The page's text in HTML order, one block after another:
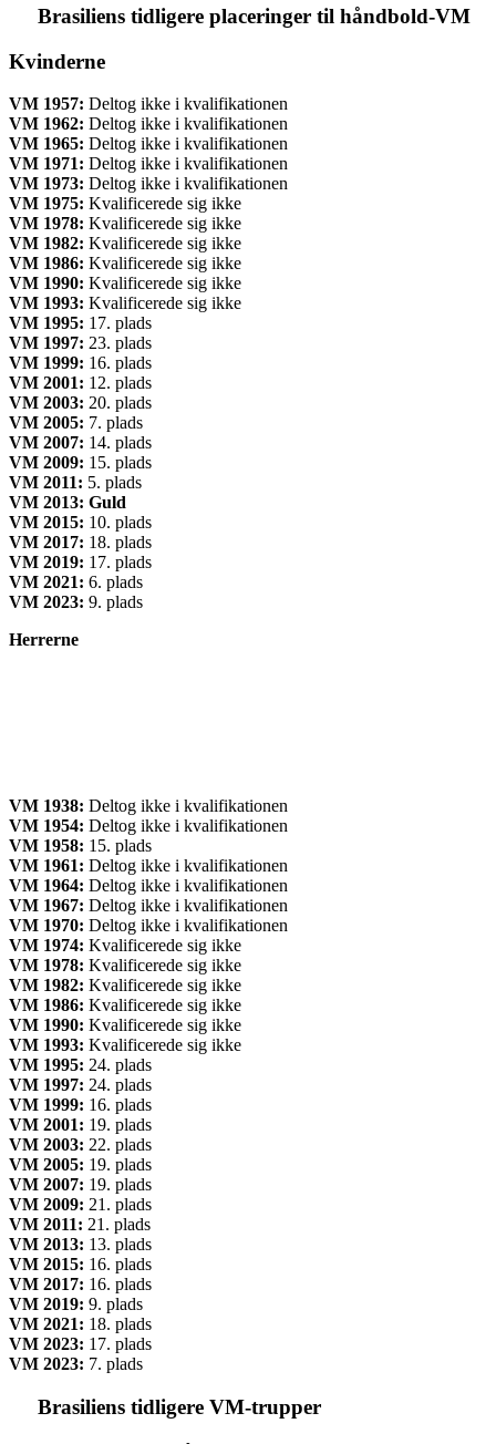
Brasiliens tidligere placeringer til håndbold-VM
Kvinderne
VM 1957: Deltog ikke i kvalifikationen
VM 1962: Deltog ikke i kvalifikationen
VM 1965: Deltog ikke i kvalifikationen
VM 1971: Deltog ikke i kvalifikationen
VM 1973: Deltog ikke i kvalifikationen
VM 1975: Kvalificerede sig ikke
VM 1978: Kvalificerede sig ikke
VM 1982: Kvalificerede sig ikke
VM 1986: Kvalificerede sig ikke
VM 1990: Kvalificerede sig ikke
VM 1993: Kvalificerede sig ikke
VM 1995: 17. plads
VM 1997: 23. plads
VM 1999: 16. plads
VM 2001: 12. plads
VM 2003: 20. plads
VM 2005: 7. plads
VM 2007: 14. plads
VM 2009: 15. plads
VM 2011: 5. plads
VM 2013: Guld
VM 2015: 10. plads
VM 2017: 18. plads
VM 2019: 17. plads
VM 2021: 6. plads
VM 2023: 9. plads
Herrerne
VM 1938: Deltog ikke i kvalifikationen
VM 1954: Deltog ikke i kvalifikationen
VM 1958: 15. plads
VM 1961: Deltog ikke i kvalifikationen
VM 1964: Deltog ikke i kvalifikationen
VM 1967: Deltog ikke i kvalifikationen
VM 1970: Deltog ikke i kvalifikationen
VM 1974: Kvalificerede sig ikke
VM 1978: Kvalificerede sig ikke
VM 1982: Kvalificerede sig ikke
VM 1986: Kvalificerede sig ikke
VM 1990: Kvalificerede sig ikke
VM 1993: Kvalificerede sig ikke
VM 1995: 24. plads
VM 1997: 24. plads
VM 1999: 16. plads
VM 2001: 19. plads
VM 2003: 22. plads
VM 2005: 19. plads
VM 2007: 19. plads
VM 2009: 21. plads
VM 2011: 21. plads
VM 2013: 13. plads
VM 2015: 16. plads
VM 2017: 16. plads
VM 2019: 9. plads
VM 2021: 18. plads
VM 2023: 17. plads
VM 2023: 7. plads
Brasiliens tidligere VM-trupper